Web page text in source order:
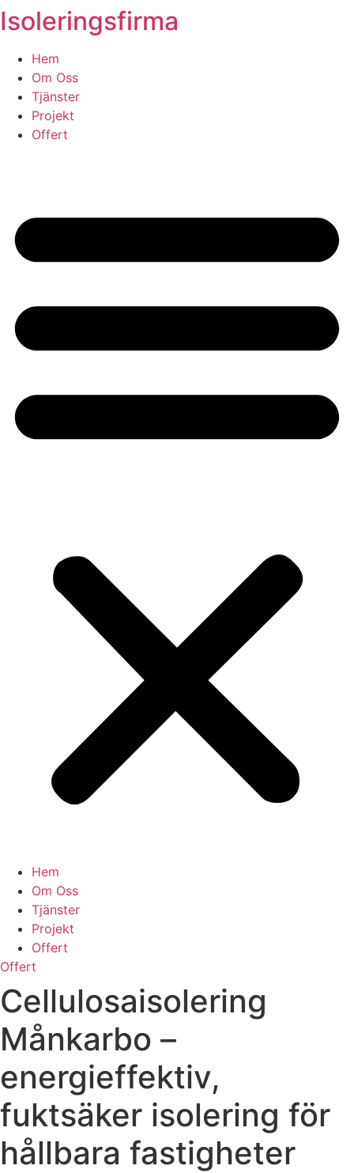
Skip
to
content
Isoleringsfirma
Hem
Om Oss
Tjänster
Projekt
Offert
Hem
Om Oss
Tjänster
Projekt
Offert
Offert
Cellulosaisolering
Månkarbo –
energieffektiv,
fuktsäker isolering för
hållbara fastigheter